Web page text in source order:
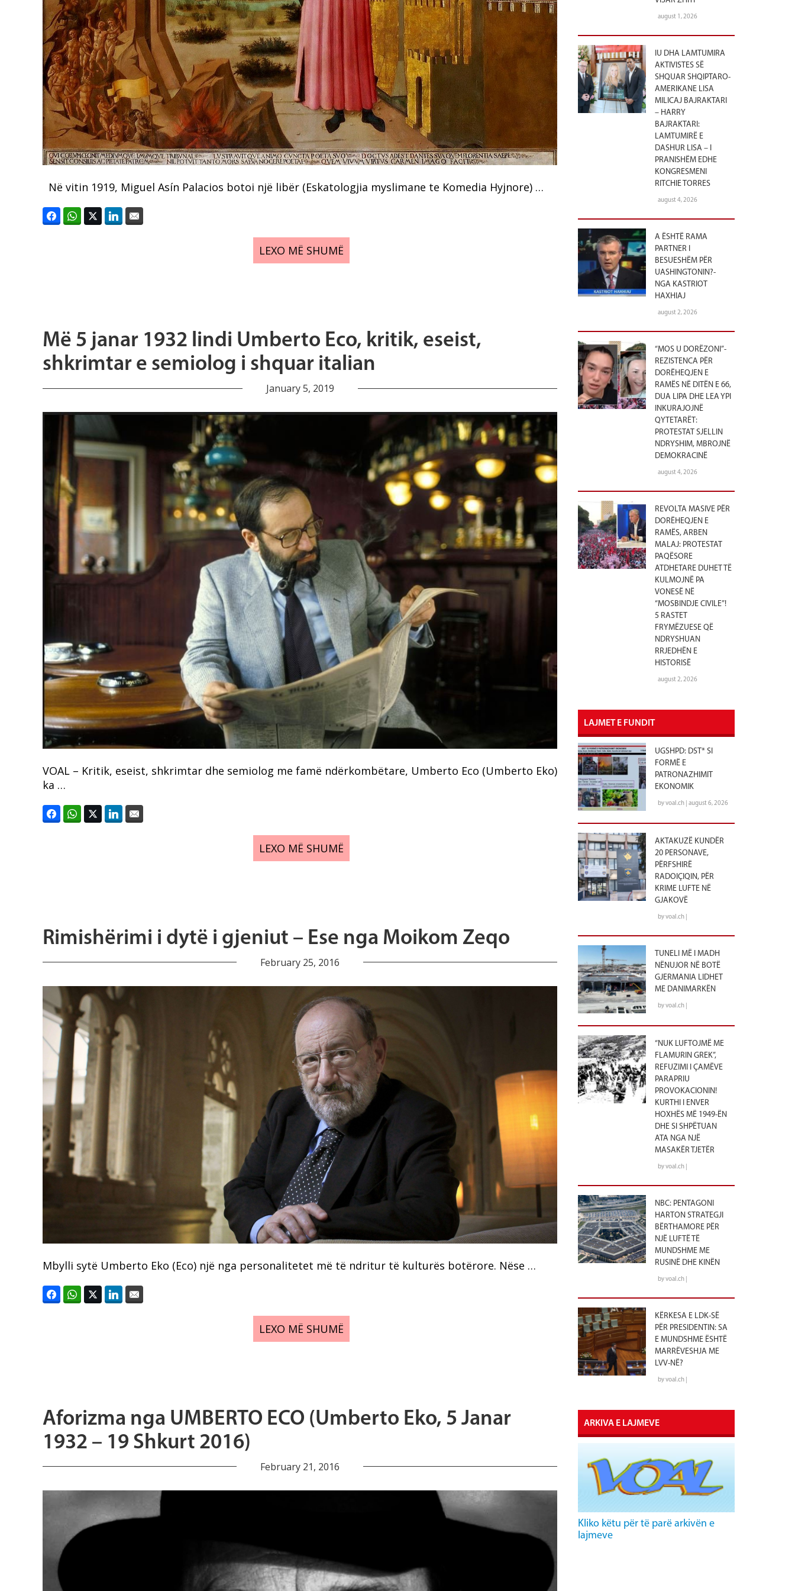
Në vitin 1919, Miguel Asín Palacios botoi një libër (Eskatologjia myslimane te Komedia Hyjnore) …
LEXO MË SHUMË
Më 5 janar 1932 lindi Umberto Eco, kritik, eseist,
shkrimtar e semiolog i shquar italian
January 5, 2019
VOAL – Kritik, eseist, shkrimtar dhe semiolog me famë ndërkombëtare, Umberto Eco (Umberto Eko)
ka …
LEXO MË SHUMË
Rimishërimi i dytë i gjeniut – Ese nga Moikom Zeqo
February 25, 2016
Mbylli sytë Umberto Eko (Eco) një nga personalitetet më të ndritur të kulturës botërore. Nëse …
LEXO MË SHUMË
Aforizma nga UMBERTO ECO (Umberto Eko, 5 Janar
1932 – 19 Shkurt 2016)
February 21, 2016
august 1, 2026
IU DHA LAMTUMIRA
AKTIVISTES SË
SHQUAR SHQIPTARO-
AMERIKANE LISA
MILICAJ BAJRAKTARI
– HARRY
BAJRAKTARI:
LAMTUMIRË E
DASHUR LISA – I
PRANISHËM EDHE
KONGRESMENI
RITCHIE TORRES
august 4, 2026
A ËSHTË RAMA
PARTNER I
BESUESHËM PËR
UASHINGTONIN?-
NGA KASTRIOT
HAXHIAJ
august 2, 2026
“MOS U DORËZONI”-
REZISTENCA PËR
DORËHEQJEN E
RAMËS NË DITËN E 66,
DUA LIPA DHE LEA YPI
INKURAJOJNË
QYTETARËT:
PROTESTAT SJELLIN
NDRYSHIM, MBROJNË
DEMOKRACINË
august 4, 2026
REVOLTA MASIVE PËR
DORËHEQJEN E
RAMËS, ARBEN
MALAJ: PROTESTAT
PAQËSORE
ATDHETARE DUHET TË
KULMOJNË PA
VONESË NË
“MOSBINDJE CIVILE”!
5 RASTET
FRYMËZUESE QË
NDRYSHUAN
RRJEDHËN E
HISTORISË
august 2, 2026
LAJMET E FUNDIT
UGSHPD: DST* SI
FORMË E
PATRONAZHIMIT
EKONOMIK
by voal.ch | august 6, 2026
AKTAKUZË KUNDËR
20 PERSONAVE,
PËRFSHIRË
RADOIÇIQIN, PËR
KRIME LUFTE NË
GJAKOVË
by voal.ch |
TUNELI MË I MADH
NËNUJOR NË BOTË
GJERMANIA LIDHET
ME DANIMARKËN
by voal.ch |
“NUK LUFTOJMË ME
FLAMURIN GREK”,
REFUZIMI I ÇAMËVE
PARAPRIU
PROVOKACIONIN!
KURTHI I ENVER
HOXHËS MË 1949-ËN
DHE SI SHPËTUAN
ATA NGA NJË
MASAKËR TJETËR
by voal.ch |
NBC: PENTAGONI
HARTON STRATEGJI
BËRTHAMORE PËR
NJË LUFTË TË
MUNDSHME ME
RUSINË DHE KINËN
by voal.ch |
KËRKESA E LDK-SË
PËR PRESIDENTIN: SA
E MUNDSHME ËSHTË
MARRËVESHJA ME
LVV-NË?
by voal.ch |
ARKIVA E LAJMEVE
Kliko këtu për të parë arkivën e
lajmeve